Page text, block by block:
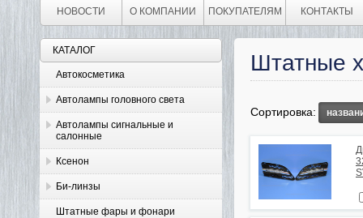
НОВОСТИ О КОМПАНИИ ПОКУПАТЕЛЯМ КОНТАКТЫ
КАТАЛОГ
Автокосметика
Автолампы головного света
Автолампы сигнальные и
салонные
Ксенон
Би-линзы
Штатные фары и фонари
Штатные
Сортировка: